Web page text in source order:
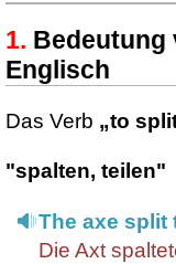
Bedeutung
Englisch
Das Verb „to
"spalten, teilen"
The axe split
Die Axt